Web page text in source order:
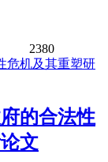
2380
的合法性
文